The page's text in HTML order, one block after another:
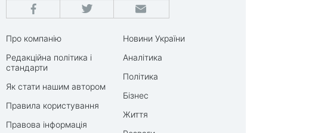
Про компанію
Редакційна політика і
стандарти
Як стати нашим автором
Правила користування
Правова інформація
Новини України
Аналітика
Політика
Бізнес
Життя